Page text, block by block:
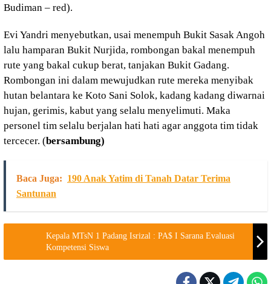
Budiman – red).
Evi Yandri menyebutkan, usai menempuh Bukit Sasak Angoh
lalu hamparan Bukit Nurjida, rombongan bakal menempuh
rute yang bakal cukup berat, tanjakan Bukit Gadang.
Rombongan ini dalam mewujudkan rute mereka menyibak
hutan belantara ke Koto Sani Solok, kadang kadang diwarnai
hujan, gerimis, kabut yang selalu menyelimuti. Maka
personel tim selalu berjalan hati hati agar anggota tim tidak
tercecer. (bersambung)
Baca Juga: 190 Anak Yatim di Tanah Datar Terima
Santunan
Kepala MTsN 1 Padang Isrizal : PA$ I Sarana Evaluasi
Kompetensi Siswa